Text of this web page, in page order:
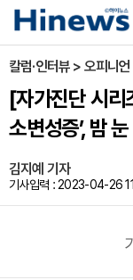
칼럼·인터뷰 > 오피니언
[자가진단 시리
소변성증’, 밤
김지예 기자
기사입력 : 2023-04-26